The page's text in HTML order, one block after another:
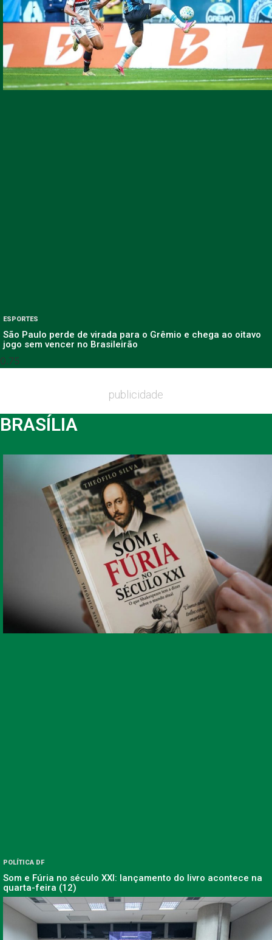
ESPORTES
São Paulo perde de virada para o Grêmio e chega ao oitavo
jogo sem vencer no Brasileirão
publicidade
BRASÍLIA
POLÍTICA DF
Som e Fúria no século XXI: lançamento do livro acontece na
quarta-feira (12)